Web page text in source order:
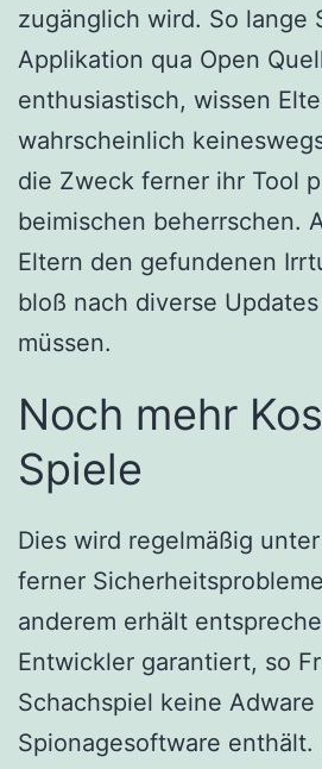
zugänglich wird. So lange
Applikation qua Open
enthusiastisch, wissen
wahrscheinlich
die Zweck ferner ihr Tool
beimischen beherrschen.
Eltern den gefundenen
bloß nach diverse
müssen.
Noch mehr
Spiele
Dies wird regelmäßig
ferner
anderem erhält
Entwickler garantiert, so
Schachspiel keine Adware
Spionagesoftware enthält.